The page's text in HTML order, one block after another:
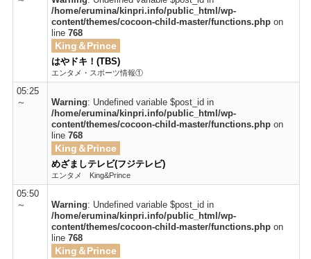
/home/erumina/kinpri.info/public_html/wp-
content/themes/cocoon-child-master/functions.php on
line 768
King＆Prince
はやドキ！(TBS)
エンタメ・スポーツ情報①
05:25
～
Warning: Undefined variable $post_id in
/home/erumina/kinpri.info/public_html/wp-
content/themes/cocoon-child-master/functions.php on
line 768
King＆Prince
めざましテレビ(フジテレビ)
エンタメ King&Prince
05:50
～
Warning: Undefined variable $post_id in
/home/erumina/kinpri.info/public_html/wp-
content/themes/cocoon-child-master/functions.php on
line 768
King＆Prince